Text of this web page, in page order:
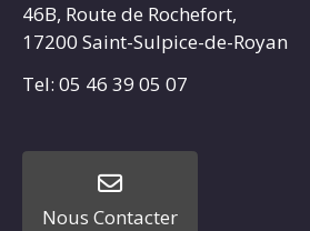
46B, Route de Rochefort,
17200 Saint-Sulpice-de-Royan
Tel: 05 46 39 05 07
Nous Contacter